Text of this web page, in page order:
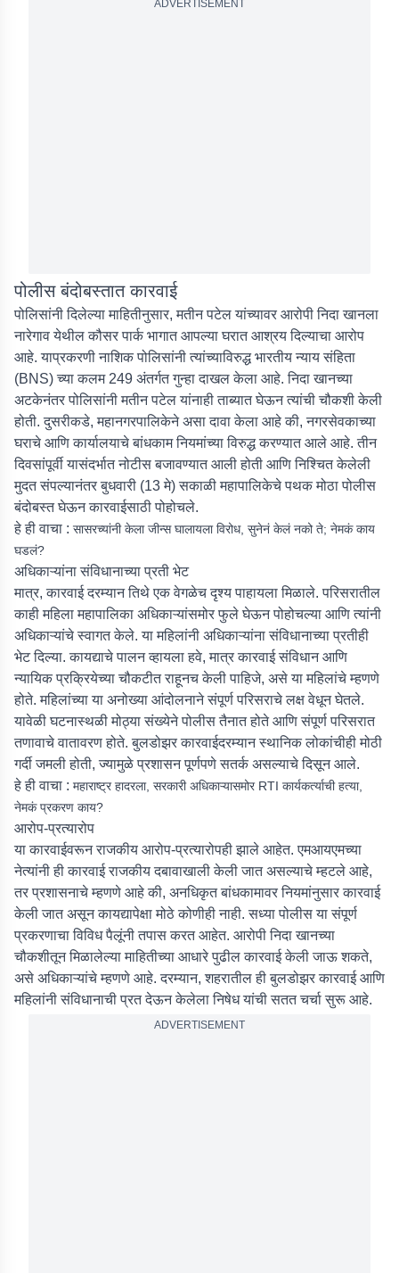
ADVERTISEMENT
पोलीस बंदोबस्तात कारवाई
पोलिसांनी दिलेल्या माहितीनुसार, मतीन पटेल यांच्यावर आरोपी निदा खानला
नारेगाव येथील कौसर पार्क भागात आपल्या घरात आश्रय दिल्याचा आरोप
आहे. याप्रकरणी नाशिक पोलिसांनी त्यांच्याविरुद्ध भारतीय न्याय संहिता
(BNS) च्या कलम 249 अंतर्गत गुन्हा दाखल केला आहे. निदा खानच्या
अटकेनंतर पोलिसांनी मतीन पटेल यांनाही ताब्यात घेऊन त्यांची चौकशी केली
होती. दुसरीकडे, महानगरपालिकेने असा दावा केला आहे की, नगरसेवकाच्या
घराचे आणि कार्यालयाचे बांधकाम नियमांच्या विरुद्ध करण्यात आले आहे. तीन
दिवसांपूर्वी यासंदर्भात नोटीस बजावण्यात आली होती आणि निश्चित केलेली
मुदत संपल्यानंतर बुधवारी (13 मे) सकाळी महापालिकेचे पथक मोठा पोलीस
बंदोबस्त घेऊन कारवाईसाठी पोहोचले.
हे ही वाचा : सासरच्यांनी केला जीन्स घालायला विरोध, सुनेनं केलं नको ते; नेमकं काय
घडलं?
अधिकाऱ्यांना संविधानाच्या प्रती भेट
मात्र, कारवाई दरम्यान तिथे एक वेगळेच दृश्य पाहायला मिळाले. परिसरातील
काही महिला महापालिका अधिकाऱ्यांसमोर फुले घेऊन पोहोचल्या आणि त्यांनी
अधिकाऱ्यांचे स्वागत केले. या महिलांनी अधिकाऱ्यांना संविधानाच्या प्रतीही
भेट दिल्या. कायद्याचे पालन व्हायला हवे, मात्र कारवाई संविधान आणि
न्यायिक प्रक्रियेच्या चौकटीत राहूनच केली पाहिजे, असे या महिलांचे म्हणणे
होते. महिलांच्या या अनोख्या आंदोलनाने संपूर्ण परिसराचे लक्ष वेधून घेतले.
यावेळी घटनास्थळी मोठ्या संख्येने पोलीस तैनात होते आणि संपूर्ण परिसरात
तणावाचे वातावरण होते. बुलडोझर कारवाईदरम्यान स्थानिक लोकांचीही मोठी
गर्दी जमली होती, ज्यामुळे प्रशासन पूर्णपणे सतर्क असल्याचे दिसून आले.
हे ही वाचा : महाराष्ट्र हादरला, सरकारी अधिकाऱ्यासमोर RTI कार्यकर्त्याची हत्या,
नेमकं प्रकरण काय?
आरोप-प्रत्यारोप
या कारवाईवरून राजकीय आरोप-प्रत्यारोपही झाले आहेत. एमआयएमच्या
नेत्यांनी ही कारवाई राजकीय दबावाखाली केली जात असल्याचे म्हटले आहे,
तर प्रशासनाचे म्हणणे आहे की, अनधिकृत बांधकामावर नियमांनुसार कारवाई
केली जात असून कायद्यापेक्षा मोठे कोणीही नाही. सध्या पोलीस या संपूर्ण
प्रकरणाचा विविध पैलूंनी तपास करत आहेत. आरोपी निदा खानच्या
चौकशीतून मिळालेल्या माहितीच्या आधारे पुढील कारवाई केली जाऊ शकते,
असे अधिकाऱ्यांचे म्हणणे आहे. दरम्यान, शहरातील ही बुलडोझर कारवाई आणि
महिलांनी संविधानाची प्रत देऊन केलेला निषेध यांची सतत चर्चा सुरू आहे.
ADVERTISEMENT